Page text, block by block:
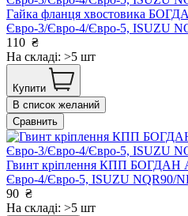
Гайка фланця хвостовика
Євро-3/Євро-4/Євро-5, ISUZU
110 ₴
На складі: >5 шт
Купити
В список желаний
Сравнить
Гвинт кріплення КПП БОГДАН
Євро-4/Євро-5, ISUZU NQR90/
90 ₴
На складі: >5 шт